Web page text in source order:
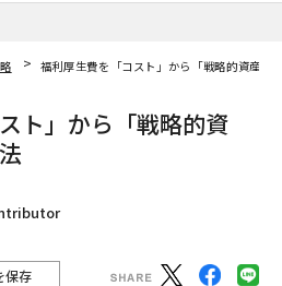
福利厚生費を「コスト」から「戦略的資産」
ト」から「戦略的資
保存